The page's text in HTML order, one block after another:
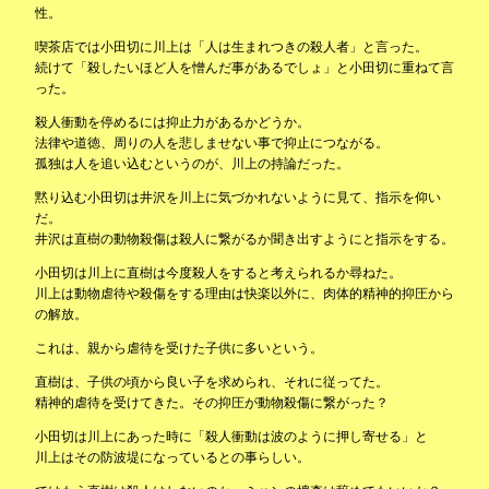
性。
喫茶店では小田切に川上は「人は生まれつきの殺人者」と言った。
続けて「殺したいほど人を憎んだ事があるでしょ」と小田切に重ねて言
った。
殺人衝動を停めるには抑止力があるかどうか。
法律や道徳、周りの人を悲しませない事で抑止につながる。
孤独は人を追い込むというのが、川上の持論だった。
黙り込む小田切は井沢を川上に気づかれないように見て、指示を仰い
だ。
井沢は直樹の動物殺傷は殺人に繋がるか聞き出すようにと指示をする。
小田切は川上に直樹は今度殺人をすると考えられるか尋ねた。
川上は動物虐待や殺傷をする理由は快楽以外に、肉体的精神的抑圧から
の解放。
これは、親から虐待を受けた子供に多いという。
直樹は、子供の頃から良い子を求められ、それに従ってた。
精神的虐待を受けてきた。その抑圧が動物殺傷に繋がった？
小田切は川上にあった時に「殺人衝動は波のように押し寄せる」と
川上はその防波堤になっているとの事らしい。